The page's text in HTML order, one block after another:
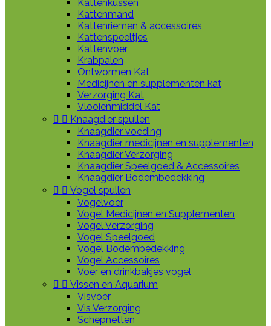
Kattenkussen
Kattenmand
Kattenriemen & accessoires
Kattenspeeltjes
Kattenvoer
Krabpalen
Ontwormen Kat
Medicijnen en supplementen kat
Verzorging Kat
Vlooienmiddel Kat
  Knaagdier spullen
Knaagdier voeding
Knaagdier medicijnen en supplementen
Knaagdier Verzorging
Knaagdier Speelgoed & Accessoires
Knaagdier Bodembedekking
  Vogel spullen
Vogelvoer
Vogel Medicijnen en Supplementen
Vogel Verzorging
Vogel Speelgoed
Vogel Bodembedekking
Vogel Accessoires
Voer en drinkbakjes vogel
  Vissen en Aquarium
Visvoer
Vis Verzorging
Schepnetten